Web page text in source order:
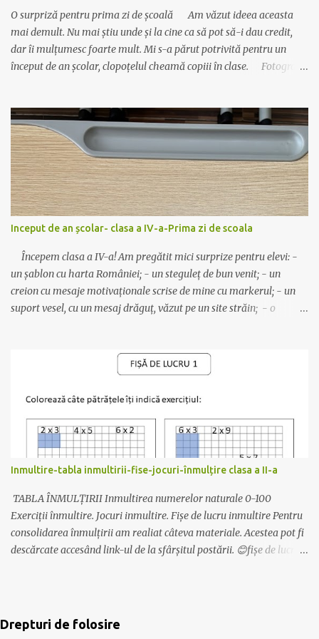
r
i
u
O surpriză pentru prima zi de școală Am văzut ideea aceasta
mai demult. Nu mai știu unde și la cine ca să pot să-i dau credit,
dar îi mulțumesc foarte mult. Mi s-a părut potrivită pentru un
început de an școlar, clopoțelul cheamă copiii în clase. Fotografia
bomboane ambalate (cel mai bine se așază cele care au un singur
”moț” la ambalaj), sfoară, lipici sau capsator. 😊Se printează pe
carton colorat, dintr-un carton ies 2 clopoței. 😊Se îndoaie pe linia
trasată. 😊Se decupează clopoțelul (cu foaia îndoită). 😊Se leagă
sfoară de bombonele și apoi de mânerul clopoțelului. Bomboana
trebuie să fie în interior. 😊Se capsează aripioarele. Simplu și
drăguț! Descarcă materialul actualizat de AICI. Mult succes!
Ilona
Inceput de an școlar- clasa a IV-a-Prima zi de scoala
Începem clasa a IV-a! Am pregătit mici surprize pentru elevi: -
un șablon cu harta României; - un steguleț de bun venit; - un
creion cu mesaje motivaționale scrise de mine cu markerul; - un
suport vesel, cu un mesaj drăguț, văzut pe un site străin; - o
istorie, geografie și motivaționale. (Idei preluate) Să avem un an
școlar liniștit!☺️ Mult succes! Ilona
Inmultire-tabla inmultirii-fise-jocuri-înmulțire clasa a II-a
TABLA ÎNMULȚIRII Inmultirea numerelor naturale 0-100
Exerciții înmultire. Jocuri inmultire. Fișe de lucru inmultire Pentru
consolidarea înmulțirii am realiat câteva materiale. Acestea pot fi
descărcate accesând link-ul de la sfârșitul postării. 😊fișe de lucru
înmulțirii Mai multe despre pasaport aici:
https://www.aventurilascoala.ro/2019/08/tinutul-vrajit-al-
Drepturi de folosire